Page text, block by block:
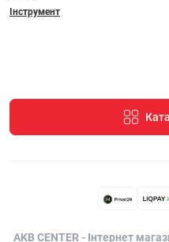
Інструмент
AKB CENTER - Інтернет